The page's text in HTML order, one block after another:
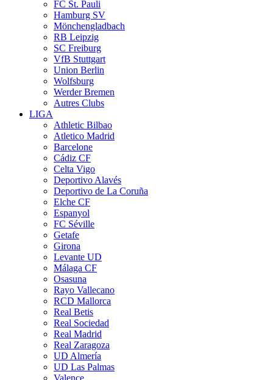
FC St. Pauli
Hamburg SV
Mönchengladbach
RB Leipzig
SC Freiburg
VfB Stuttgart
Union Berlin
Wolfsburg
Werder Bremen
Autres Clubs
LIGA
Athletic Bilbao
Atletico Madrid
Barcelone
Cádiz CF
Celta Vigo
Deportivo Alavés
Deportivo de La Coruña
Elche CF
Espanyol
FC Séville
Getafe
Girona
Levante UD
Málaga CF
Osasuna
Rayo Vallecano
RCD Mallorca
Real Betis
Real Sociedad
Real Madrid
Real Zaragoza
UD Almería
UD Las Palmas
Valence